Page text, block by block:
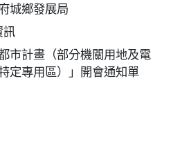
城鄉發展局
訊
市計畫（部分機關用地及電
定專用區）」開會通知單